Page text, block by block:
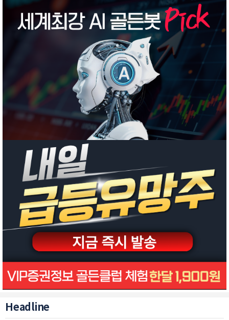
Headline